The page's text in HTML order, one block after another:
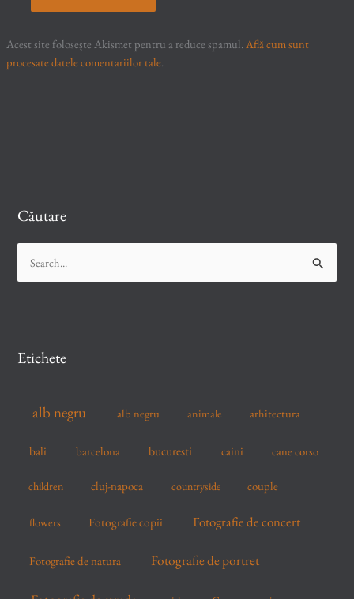
Acest site folosește Akismet pentru a reduce spamul.Află cum sunt
procesate datele comentariilor tale.
Căutare
e
h
Etichete
alb negru alb negru animale arhitectura
bali barcelona bucuresti caini cane corso
children cluj-napoca countryside couple
flowers Fotografie copii Fotografie de concert
Fotografie de natura Fotografie de portret